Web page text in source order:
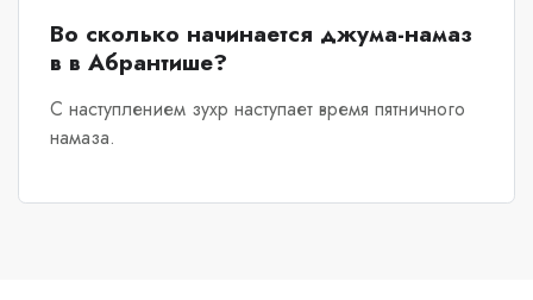
Во сколько начинается джума-намаз
в в Абрантише?
С наступлением зухр наступает время пятничного
намаза.